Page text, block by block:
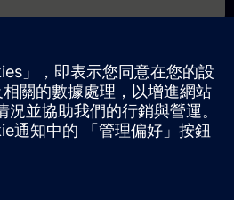
報價單（例如供採購部門使用），請
一些個人資料，之後我們將透過電子